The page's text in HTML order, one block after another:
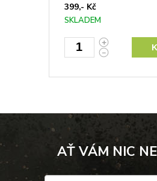
399,- Kč
SKLADEM
AŤ VÁM NIC